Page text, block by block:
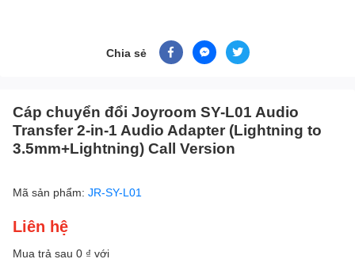
Chia sẻ
Cáp chuyển đổi Joyroom SY-L01 Audio
Transfer 2-in-1 Audio Adapter (Lightning to
3.5mm+Lightning) Call Version
Mã sản phẩm: JR-SY-L01
Liên hệ
Mua trả sau 0 ₫ với